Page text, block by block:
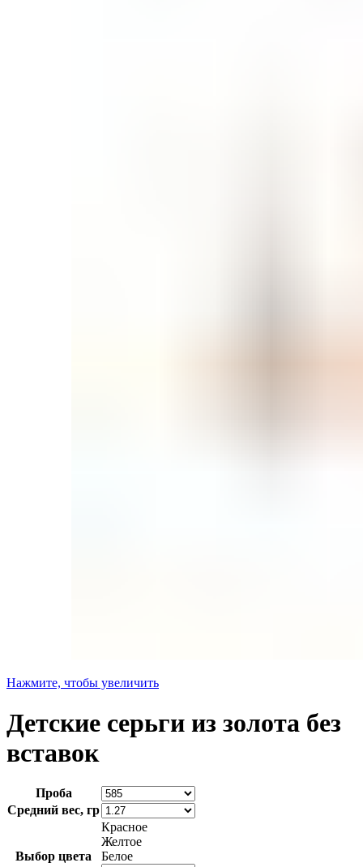
Нажмите, чтобы увеличить
Детские серьги из золота без
вставок
Проба
Средний вес, гр
Выбор цвета
Красное
Желтое
Белое